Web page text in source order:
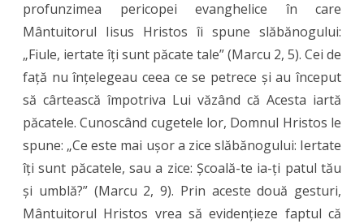
Sebiș
profunzimea pericopei evanghelice în care
Mântuitorul Iisus Hristos îi spune slăbănogului:
„Fiule, iertate îți sunt păcate tale” (Marcu 2, 5). Cei de
față nu înțelegeau ceea ce se petrece și au început
să cârtească împotriva Lui văzând că Acesta iartă
păcatele. Cunoscând cugetele lor, Domnul Hristos le
spune: „Ce este mai ușor a zice slăbănogului: Iertate
îți sunt păcatele, sau a zice: Școală-te ia-ți patul tău
și umblă?” (Marcu 2, 9). Prin aceste două gesturi,
Mântuitorul Hristos vrea să evidențieze faptul că